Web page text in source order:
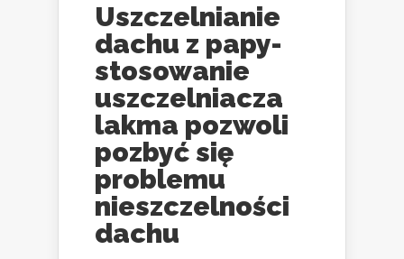
Uszczelnianie
dachu z papy-
stosowanie
uszczelniacza
lakma pozwoli
pozbyć się
problemu
nieszczelności
dachu